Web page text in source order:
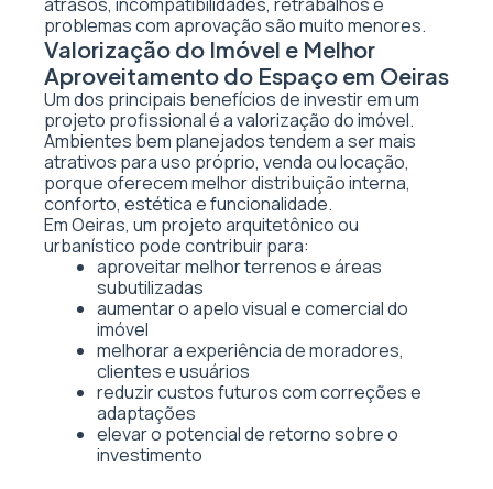
problemas com aprovação são muito menores.
Valorização do Imóvel e Melhor
Aproveitamento do Espaço em Oeiras
Um dos principais benefícios de investir em um
projeto profissional é a valorização do imóvel.
Ambientes bem planejados tendem a ser mais
atrativos para uso próprio, venda ou locação,
porque oferecem melhor distribuição interna,
conforto, estética e funcionalidade.
Em Oeiras, um projeto arquitetônico ou
urbanístico pode contribuir para:
aproveitar melhor terrenos e áreas
subutilizadas
aumentar o apelo visual e comercial do
imóvel
melhorar a experiência de moradores,
clientes e usuários
reduzir custos futuros com correções e
adaptações
elevar o potencial de retorno sobre o
investimento